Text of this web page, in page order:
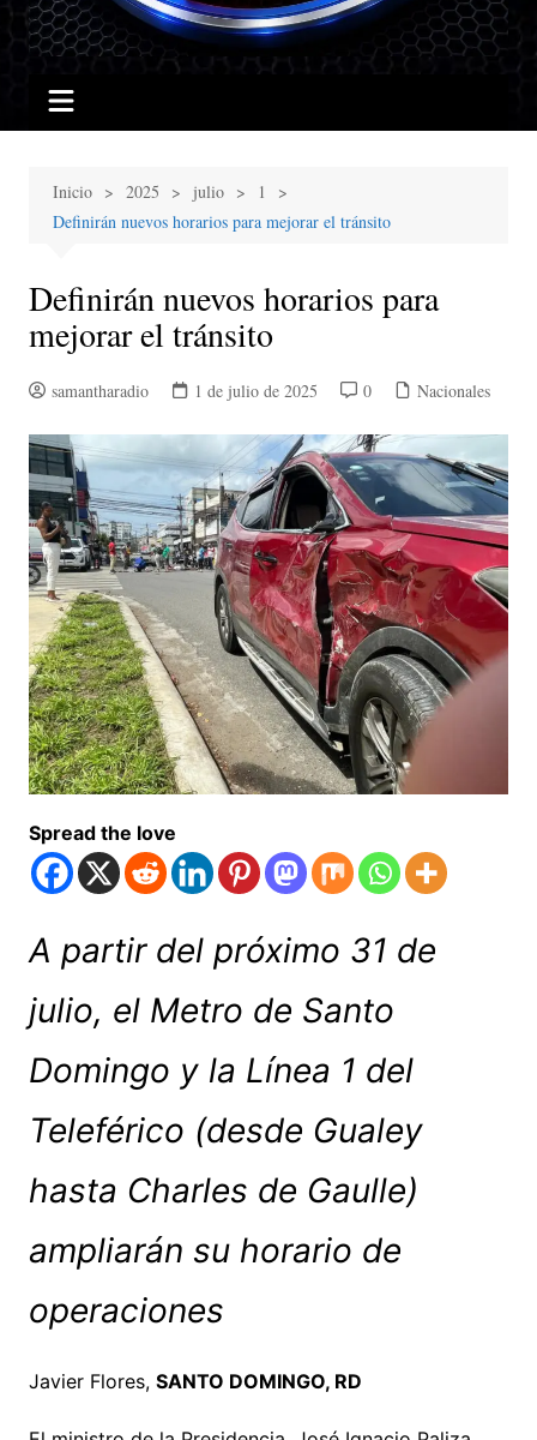
Inicio 2025 julio
1
Definirán nuevos horarios para mejorar el tránsito
Definirán nuevos horarios para
mejorar el tránsito
samantharadio 1 de julio de 2025 0 Nacionales
Spread the love
A partir del próximo 31 de
julio, el Metro de Santo
Domingo y la Línea 1 del
Teleférico (desde Gualey
hasta Charles de Gaulle)
ampliarán su horario de
operaciones
Javier Flores, SANTO DOMINGO, RD